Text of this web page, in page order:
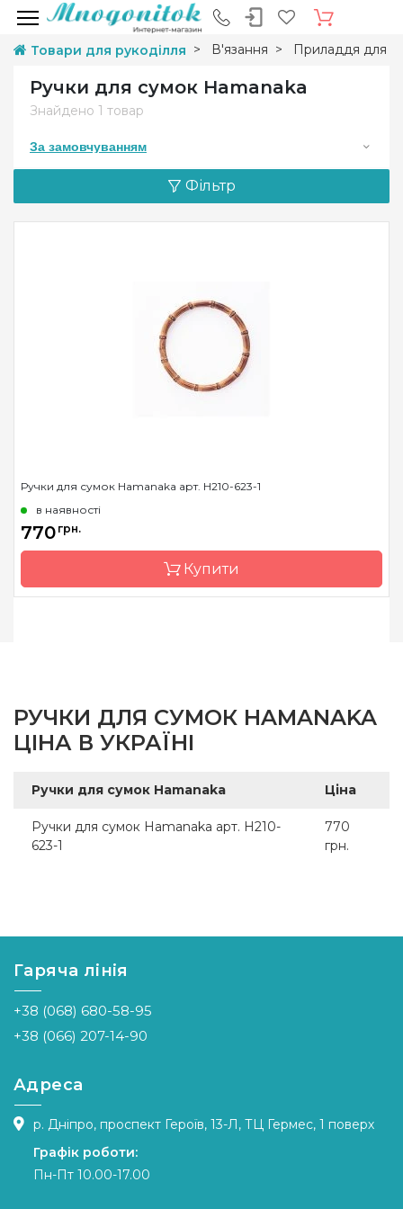
Товари для рукоділля В'язання Приладдя для
Ручки для сумок Hamanaka
Знайдено 1 товар
За замовчуванням
Фільтр
Ручки для сумок Hamanaka арт. H210-623-1
в наявності
770 грн.
Купити
РУЧКИ ДЛЯ СУМОК HAMANAKA
ЦІНА В УКРАЇНІ
Ручки для сумок Hamanaka Ціна
Ручки для сумок Hamanaka арт. H210-
623-1
770
грн.
Гаряча лінія
+38 (068) 680-58-95
+38 (066) 207-14-90
Адреса
р. Дніпро, проспект Героїв, 13-Л, ТЦ Гермес, 1 поверх
Графік роботи:
Пн-Пт 10.00-17.00